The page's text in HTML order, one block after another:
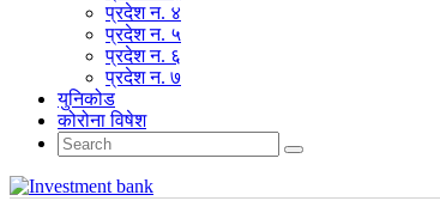
प्रदेश न. ४
प्रदेश न. ५
प्रदेश न. ६
प्रदेश न. ७
युनिकोड
कोरोना विषेश